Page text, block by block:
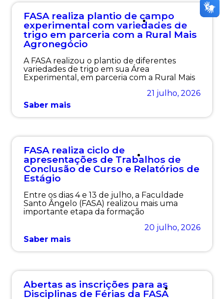
Agronomia
FASA realiza plantio de campo
experimental com variedades de
trigo em parceria com a Rural Mais
Agronegócio
A FASA realizou o plantio de diferentes
variedades de trigo em sua Área
Experimental, em parceria com a Rural Mais
21 julho, 2026
Saber mais
Institucional
FASA realiza ciclo de
apresentações de Trabalhos de
Conclusão de Curso e Relatórios de
Estágio
Entre os dias 4 e 13 de julho, a Faculdade
Santo Ângelo (FASA) realizou mais uma
importante etapa da formação
20 julho, 2026
Saber mais
Abertas as inscrições para as
Disciplinas de Férias da FASA